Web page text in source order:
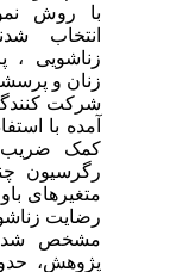
با روش
انتخاب
زناشویی ،
زنان و
شرکت
آمده با
کمک ضریب
رگرسیون
متغیر­های
رضایت
مشخص شد